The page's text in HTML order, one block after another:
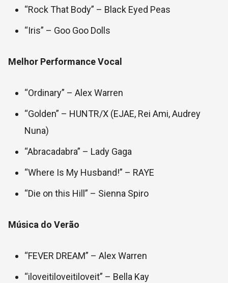
“Rock That Body” – Black Eyed Peas
“Iris” – Goo Goo Dolls
Melhor Performance Vocal
“Ordinary” – Alex Warren
“Golden” – HUNTR/X (EJAE, Rei Ami, Audrey
Nuna)
“Abracadabra” – Lady Gaga
“Where Is My Husband!” – RAYE
“Die on this Hill” – Sienna Spiro
Música do Verão
“FEVER DREAM” – Alex Warren
“iloveitiloveitiloveit” – Bella Kay